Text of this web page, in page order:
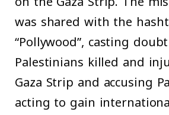
was shared with the
“Pollywood”, casting
Palestinians killed and
Gaza Strip and accusing
acting to gain